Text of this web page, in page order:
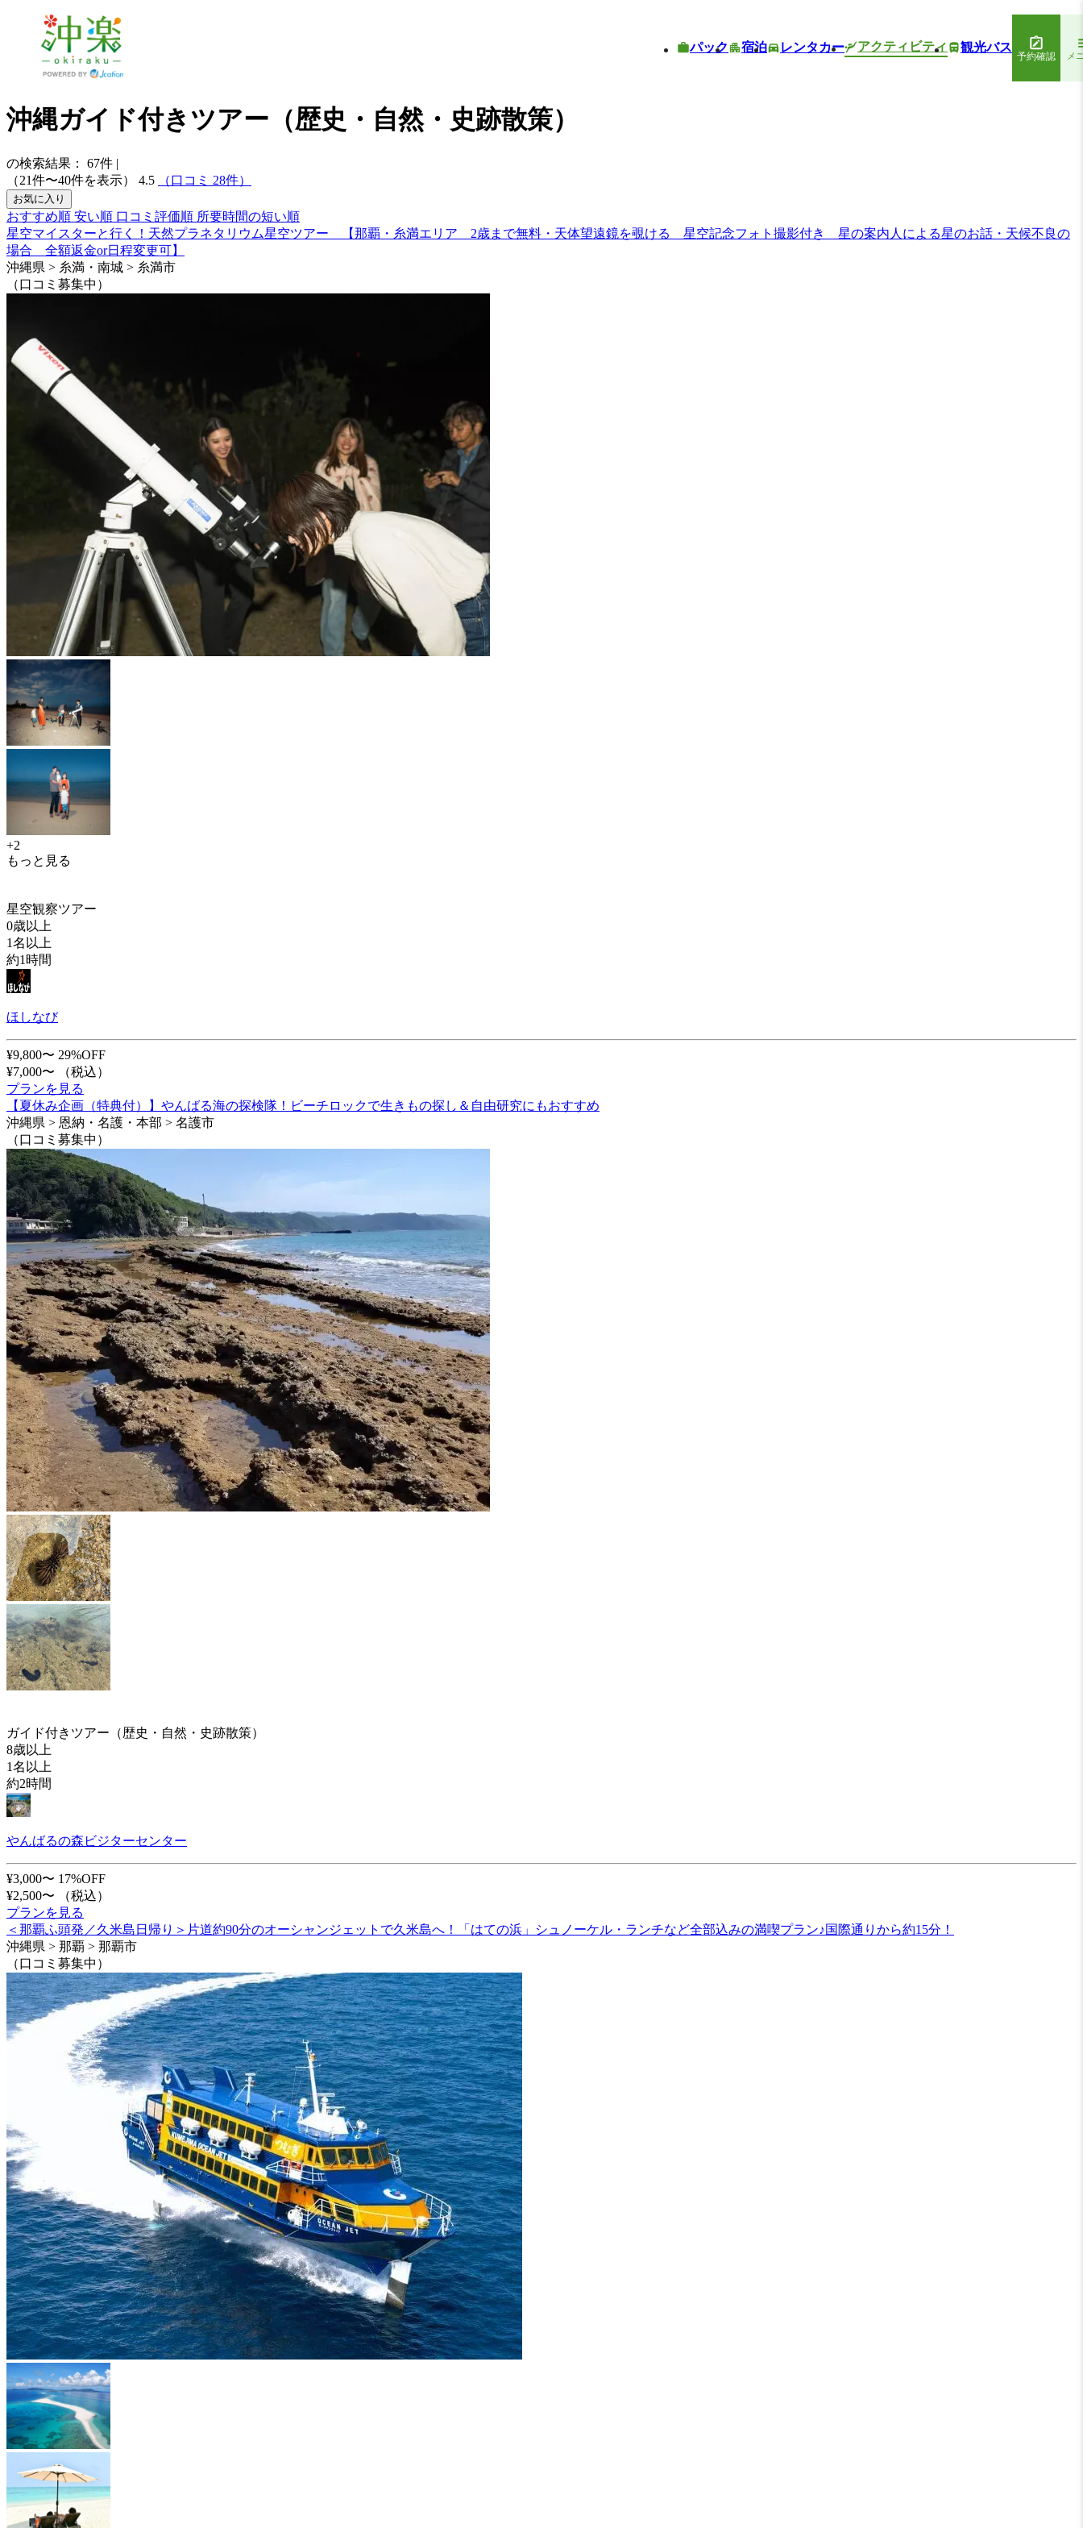
パック 宿泊 レンタカー アクティビティ 観光バス
予約確認 メ
沖縄ガイド付きツアー（歴史・自然・史跡散策）
の検索結果： 67件 |
（21件〜40件を表示）
4.5 （口コミ 28件）
お気に入り
おすすめ順 安い順 口コミ評価順 所要時間の短い順
星空マイスターと行く！天然プラネタリウム星空ツアー 【那覇・糸満エリア 2歳まで無料・天体望遠鏡を覗ける 星空記念フォト撮影付き 星の案内人による星のお話・天候不良の
場合 全額返金or日程変更可】
沖縄県 > 糸満・南城 > 糸満市
（口コミ募集中）
+2
もっと見る
星空観察ツアー
0歳以上
1名以上
約1時間
ほしなび
¥9,800〜 29%OFF
¥7,000〜
（税込）
プランを見る
【夏休み企画（特典付）】やんばる海の探検隊！ビーチロックで生きもの探し＆自由研究にもおすすめ
沖縄県 > 恩納・名護・本部 > 名護市
（口コミ募集中）
ガイド付きツアー（歴史・自然・史跡散策）
8歳以上
1名以上
約2時間
やんばるの森ビジターセンター
¥3,000〜 17%OFF
¥2,500〜
（税込）
プランを見る
＜那覇ふ頭発／久米島日帰り＞片道約90分のオーシャンジェットで久米島へ！「はての浜」シュノーケル・ランチなど全部込みの満喫プラン♪国際通りから約15分！
沖縄県 > 那覇 > 那覇市
（口コミ募集中）